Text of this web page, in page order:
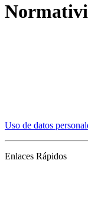
Uso de datos
Enlaces Rápidos